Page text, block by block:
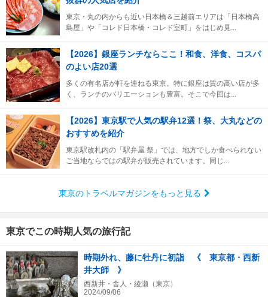
東京・丸の内からも近い日本橋＆三越前エリアは「日本橋高
島屋」や「コレド日本橋・コレド室町」をはじめ見...
【2026】銀座ランチならここ！和食、洋食、コスパ
のよい店20選
多くの有名店が軒を連ねる東京。特に銀座は質の高い店が多
く、ランチのバリエーションも豊富。そこで今回は...
【2026】東京駅で人気の駅弁12選！祭、大丸などの
おすすめを紹介
東京駅改札内の「駅弁屋 祭」では、地方でしか食べられない
ご当地ならではの駅弁が販売されています。同じ...
東京のトラベルマガジンをもっと見る
東京でこの時期人気の旅行記
時期外れ、藤に牡丹に初詣 《 東京都・西新
井大師 》
西新井・舎人・綾瀬（東京）
2024/09/06